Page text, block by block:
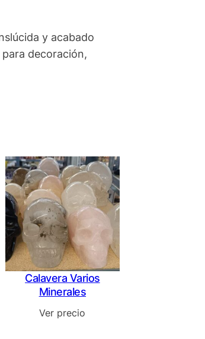
y acabado
decoración,
Calavera Varios
Minerales
Ver precio